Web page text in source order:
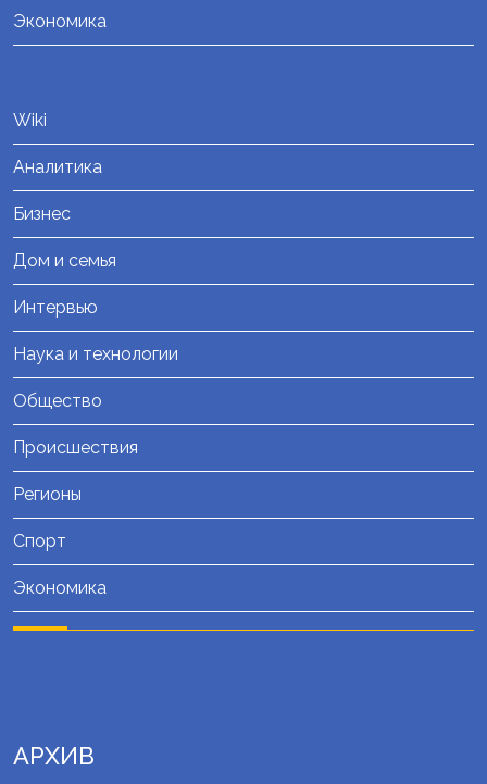
Экономика
Wiki
Аналитика
Бизнес
Дом и семья
Интервью
Наука и технологии
Общество
Происшествия
Регионы
Спорт
Экономика
АРХИВ